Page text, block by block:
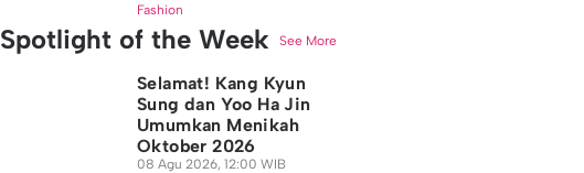
Fashion
Spotlight of the Week See More
Selamat! Kang Kyun
Sung dan Yoo Ha Jin
Umumkan Menikah
Oktober 2026
08 Agu 2026, 12:00 WIB